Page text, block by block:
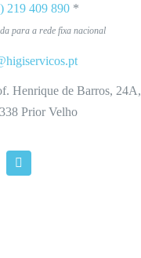
219 409 890 *
para a rede fixa nacional
Henrique de Barros, 24A,
Prior Velho